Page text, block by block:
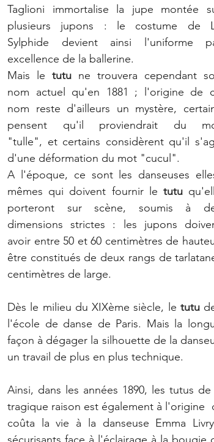
Taglioni immortalise la jupe montée
plusieurs jupons : le costume de
Sylphide devient ainsi l'uniforme
excellence de la ballerine.
Mais le tutu ne trouvera cependant
nom actuel qu'en 1881 ; l'origine de
nom reste d'ailleurs un mystère,
pensent qu'il proviendrait du
"tulle", et certains considèrent qu'il
d'une déformation du mot "cucul".
A l'époque, ce sont les danseuses
mêmes qui doivent fournir le tutu
porteront sur scène, soumis à
dimensions strictes : les jupons
avoir entre 50 et 60 centimètres de
être constitués de deux rangs de
centimètres de large.
Dès le milieu du XIXème siècle, le tutu
l'école de danse de Paris. Mais la
façon à dégager la silhouette de la
un travail de plus en plus technique.
Ainsi, dans les années 1890, les tutus
tragique raison est également à l'origine
coûta la vie à la danseuse Emma